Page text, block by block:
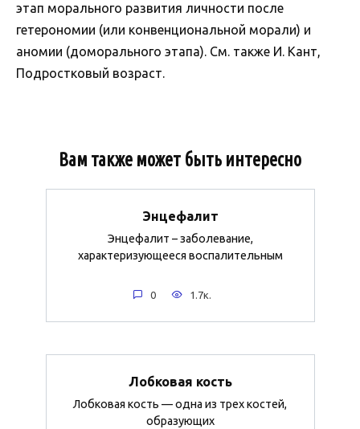
этап морального развития личности после
гетерономии (или конвенциональной морали) и
аномии (доморального этапа). См. также И. Кант,
Подростковый возраст.
Вам также может быть интересно
Энцефалит
Энцефалит – заболевание,
характеризующееся воспалительным
0 1.7к.
Лобковая кость
Лобковая кость — одна из трех костей,
образующих